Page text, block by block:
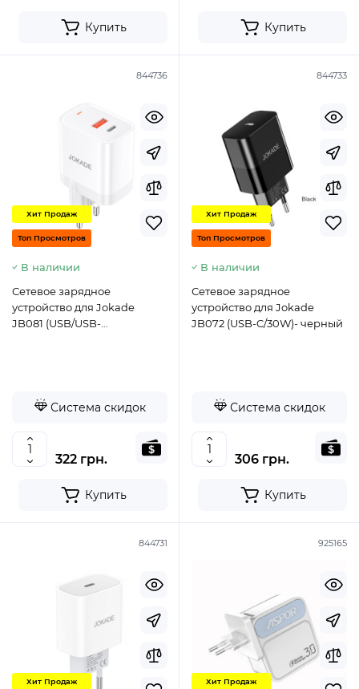
Купить Купить
844736
Хит Продаж
Топ Просмотров
В наличии
Сетевое зарядное
устройство для Jokade
JB081 (USB/USB-
Система скидок
322 грн.
Купить
844733
Хит Продаж
Топ Просмотров
В наличии
Сетевое зарядное
устройство для Jokade
JB072 (USB-C/30W)- черный
Система скидок
306 грн.
Купить
844731
Хит Продаж
925165
Хит Продаж